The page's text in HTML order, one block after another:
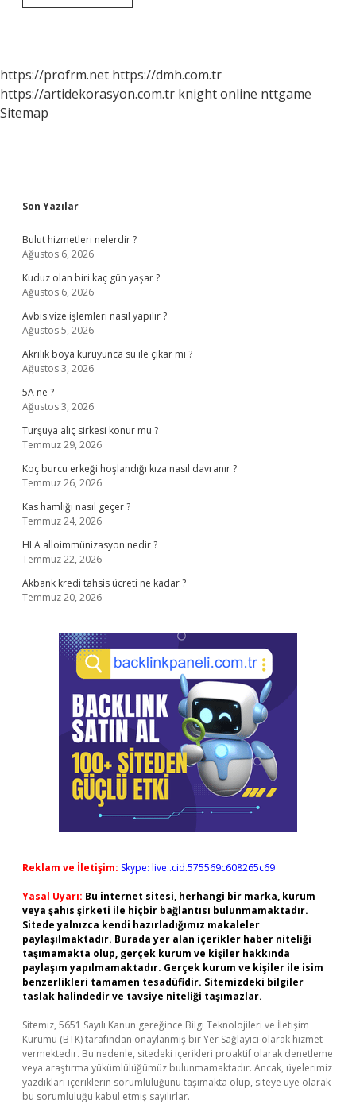
Tank
https://profrm.net https://dmh.com.tr
https://artidekorasyon.com.tr knight online nttgame
Sitemap
Sidebar
Son Yazılar
Bulut hizmetleri nelerdir ?
Ağustos 6, 2026
Kuduz olan biri kaç gün yaşar ?
Ağustos 6, 2026
Avbis vize işlemleri nasıl yapılır ?
Ağustos 5, 2026
Akrilik boya kuruyunca su ile çıkar mı ?
Ağustos 3, 2026
5A ne ?
Ağustos 3, 2026
Turşuya alıç sirkesi konur mu ?
Temmuz 29, 2026
Koç burcu erkeği hoşlandığı kıza nasıl davranır ?
Temmuz 26, 2026
Kas hamlığı nasıl geçer ?
Temmuz 24, 2026
HLA alloimmünizasyon nedir ?
Temmuz 22, 2026
Akbank kredi tahsis ücreti ne kadar ?
Temmuz 20, 2026
Reklam ve İletişim: Skype: live:.cid.575569c608265c69
Yasal Uyarı: Bu internet sitesi, herhangi bir marka, kurum
veya şahıs şirketi ile hiçbir bağlantısı bulunmamaktadır.
Sitede yalnızca kendi hazırladığımız makaleler
paylaşılmaktadır. Burada yer alan içerikler haber niteliği
taşımamakta olup, gerçek kurum ve kişiler hakkında
paylaşım yapılmamaktadır. Gerçek kurum ve kişiler ile isim
benzerlikleri tamamen tesadüfidir. Sitemizdeki bilgiler
taslak halindedir ve tavsiye niteliği taşımazlar.
Sitemiz, 5651 Sayılı Kanun gereğince Bilgi Teknolojileri ve İletişim
Kurumu (BTK) tarafından onaylanmış bir Yer Sağlayıcı olarak hizmet
vermektedir. Bu nedenle, sitedeki içerikleri proaktif olarak denetleme
veya araştırma yükümlülüğümüz bulunmamaktadır. Ancak, üyelerimiz
yazdıkları içeriklerin sorumluluğunu taşımakta olup, siteye üye olarak
bu sorumluluğu kabul etmiş sayılırlar.